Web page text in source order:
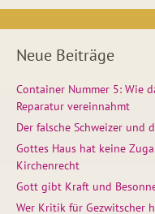
Neue Beiträge
Container Nummer 5: Wie
Reparatur vereinnahmt
Der falsche Schweizer und
Gottes Haus hat keine
Kirchenrecht
Gott gibt Kraft und
Wer Kritik für Gezwitscher